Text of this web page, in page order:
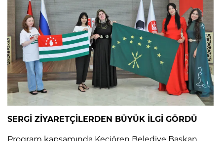
SERGİ ZİYARETÇİLERDEN BÜYÜK İLGİ GÖRDÜ